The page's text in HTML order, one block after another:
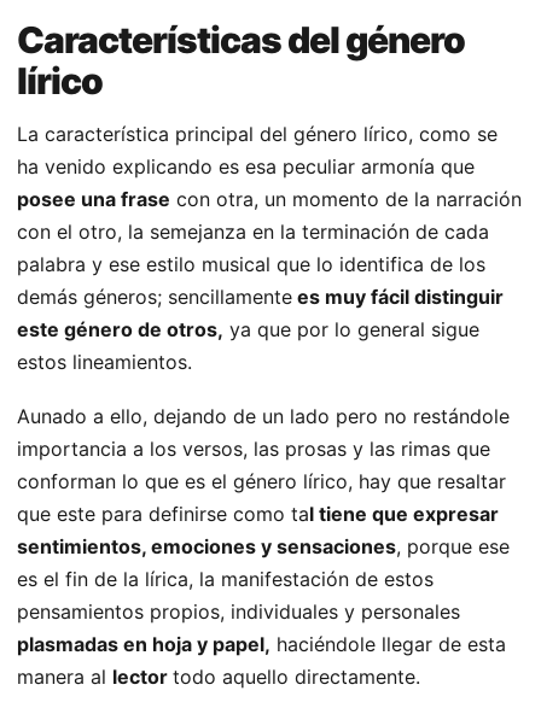
Características del género
lírico
La característica principal del género lírico, como se
ha venido explicando es esa peculiar armonía que
posee una frase con otra, un momento de la narración
con el otro, la semejanza en la terminación de cada
palabra y ese estilo musical que lo identifica de los
demás géneros; sencillamente es muy fácil distinguir
este género de otros, ya que por lo general sigue
estos lineamientos.
Aunado a ello, dejando de un lado pero no restándole
importancia a los versos, las prosas y las rimas que
conforman lo que es el género lírico, hay que resaltar
que este para definirse como tal tiene que expresar
sentimientos, emociones y sensaciones, porque ese
es el fin de la lírica, la manifestación de estos
pensamientos propios, individuales y personales
plasmadas en hoja y papel, haciéndole llegar de esta
manera al lector todo aquello directamente.